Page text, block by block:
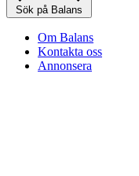
Sök på Balans
Om Balans
Kontakta oss
Annonsera